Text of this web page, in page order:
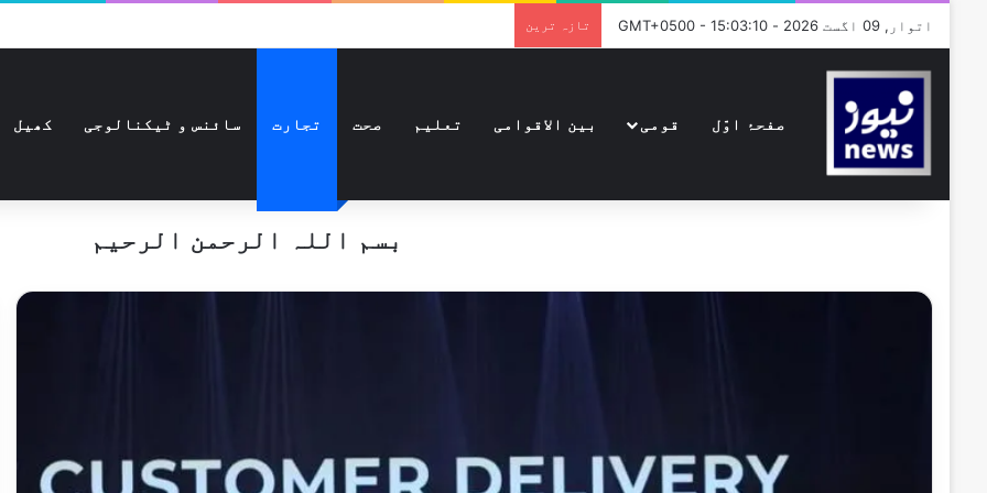
اتوار, 09 اگست 2026 - GMT+0500 - 15:03:10 تازہ ترین
صفحۂ اوّل قومی بین الاقوامی تعلیم صحت تجارت سائنس و ٹیکنالوجی کھیل
بسم اللہ الرحمن الرحیم